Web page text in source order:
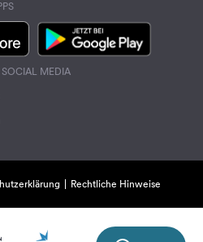
MEDIA
Rechtliche Hinweise